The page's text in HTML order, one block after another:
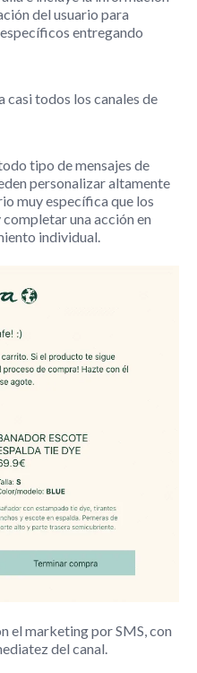
del usuario para
entregando
casi todos los canales de
tipo de mensajes de
personalizar altamente
muy específica que los
una acción en
individual.
el marketing por SMS, con
del canal.